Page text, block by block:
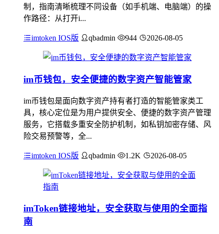
制，指南清晰梳理不同设备（如手机端、电脑端）的操
作路径：从打开i...
imtoken IOS版 qbadmin 944 2026-08-05
im币钱包，安全便捷的数字资产智能管家
im币钱包是面向数字资产持有者打造的智能管家类工
具，核心定位是为用户提供安全、便捷的数字资产管理
服务，它搭载多重安全防护机制，如私钥加密存储、风
险交易预警等，全...
imtoken IOS版 qbadmin 1.2K 2026-08-05
imToken链接地址，安全获取与使用的全面指
南